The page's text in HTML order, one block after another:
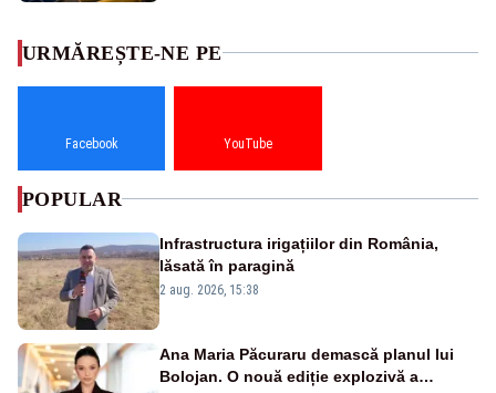
URMĂREȘTE-NE PE
Facebook YouTube
POPULAR
Infrastructura irigațiilor din România,
lăsată în paragină
2 aug. 2026, 15:38
Ana Maria Păcuraru demască planul lui
Bolojan. O nouă ediție explozivă a